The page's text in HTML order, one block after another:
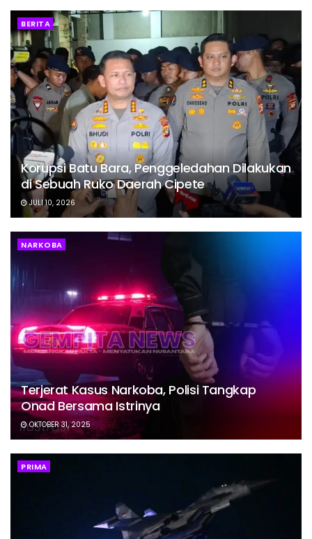
BERITA
Korupsi Batu Bara, Penggeledahan Dilakukan
di Sebuah Ruko Daerah Cipete
JULI 10, 2026
NARKOBA
Terjerat Kasus Narkoba, Polisi Tangkap
Onad Bersama Istrinya
OKTOBER 31, 2025
PRIMA